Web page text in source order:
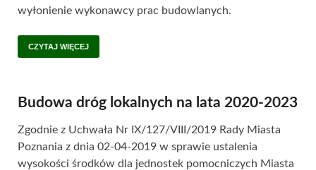
wyłonienie wykonawcy prac budowlanych.
CZYTAJ WIĘCEJ
Budowa dróg lokalnych na lata 2020-2023
Zgodnie z Uchwała Nr IX/127/VIII/2019 Rady Miasta
Poznania z dnia 02-04-2019 w sprawie ustalenia
wysokości środków dla jednostek pomocniczych Miasta